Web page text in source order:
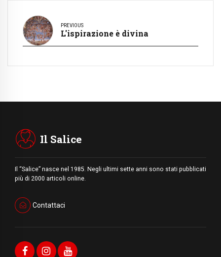
PREVIOUS
L'ispirazione è divina
Il Salice
Il “Salice” nasce nel 1985. Negli ultimi sette anni sono stati pubblicati
più di 2000 articoli online.
Contattaci